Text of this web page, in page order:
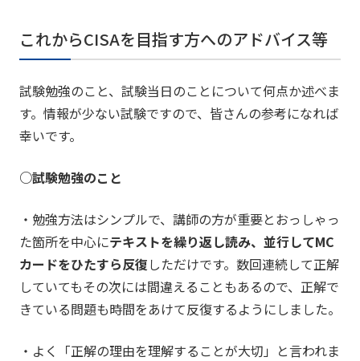
これからCISAを目指す方へのアドバイス等
試験勉強のこと、試験当日のことについて何点か述べま
す。情報が少ない試験ですので、皆さんの参考になれば
幸いです。
○試験勉強のこと
・勉強方法はシンプルで、講師の方が重要とおっしゃっ
た箇所を中心にテキストを繰り返し読み、並行してMC
カードをひたすら反復しただけです。数回連続して正解
していてもその次には間違えることもあるので、正解で
きている問題も時間をあけて反復するようにしました。
・よく「正解の理由を理解することが大切」と言われま